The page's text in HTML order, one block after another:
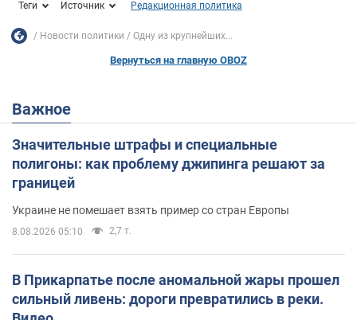
Теги Источник Редакционная политика
Новости политики Одну из крупнейших...
Вернуться на главную OBOZ
Важное
Значительные штрафы и специальные
полигоны: как проблему джипинга решают за
границей
Украине не помешает взять пример со стран Европы
8.08.2026 05:10 2,7 т.
В Прикарпатье после аномальной жары прошел
сильный ливень: дороги превратились в реки.